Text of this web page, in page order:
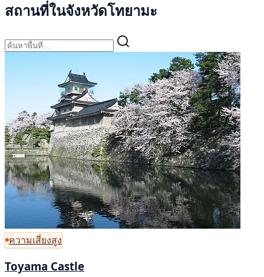
สถานที่ในจังหวัดโทยามะ
ความเสี่ยงสูง
Toyama Castle